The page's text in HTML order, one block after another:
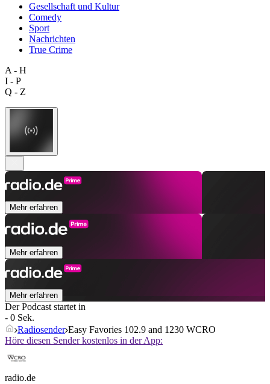
Gesellschaft und Kultur
Comedy
Sport
Nachrichten
True Crime
A - H
I - P
Q - Z
Mehr erfahren
Mehr erfahren
Mehr erfahren
Der Podcast startet in
- 0 Sek.
Radiosender Easy Favories 102.9 and 1230 WCRO
Höre diesen Sender kostenlos in der App:
radio.de